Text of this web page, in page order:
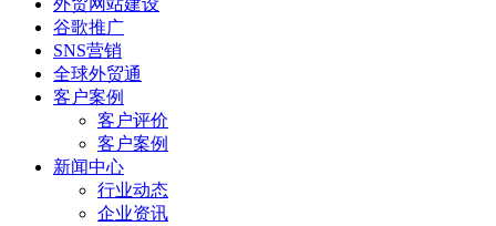
外贸网站建设
谷歌推广
SNS营销
全球外贸通
客户案例
客户评价
客户案例
新闻中心
行业动态
企业资讯